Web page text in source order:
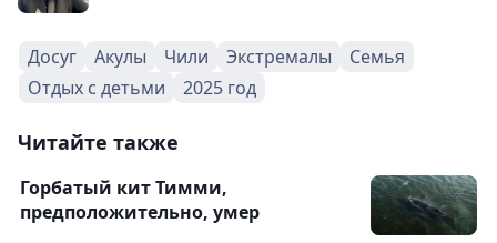
Досуг Акулы Чили Экстремалы
Семья
Отдых с детьми
2025 год
Читайте также
Горбатый кит Тимми,
предположительно, умер